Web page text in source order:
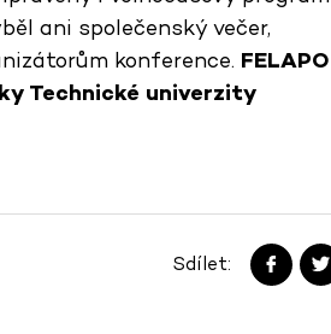
ani společenský večer,
konference. FELAPO
Technické univerzity
Sdílet: